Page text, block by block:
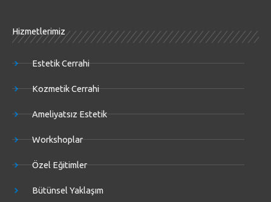
Hizmetlerimiz
Estetik Cerrahi
Kozmetik Cerrahi
Ameliyatsız Estetik
Workshoplar
Özel Eğitimler
Bütünsel Yaklaşım